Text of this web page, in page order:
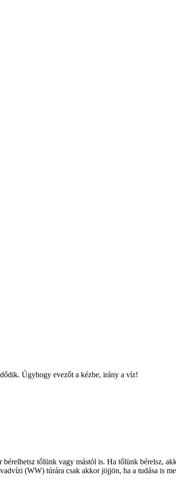
Úgyhogy evezőt a kézbe, irány a víz!
tőlünk vagy mástól is. Ha tőlünk bérelsz,
(WW) túrára csak akkor jöjjön, ha a tudása is